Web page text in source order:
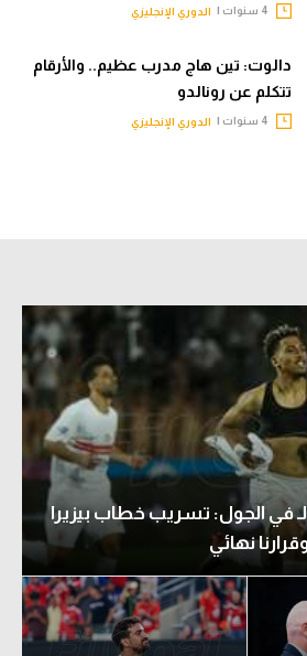
الدوري الإنجليزي
دالوت: تين هاج مدرب عظيم.. والأرقام
تتكلم عن رونالدو
الدوري الإنجليزي
في الجول: تسريب خطاب بيزيرا
نهائي